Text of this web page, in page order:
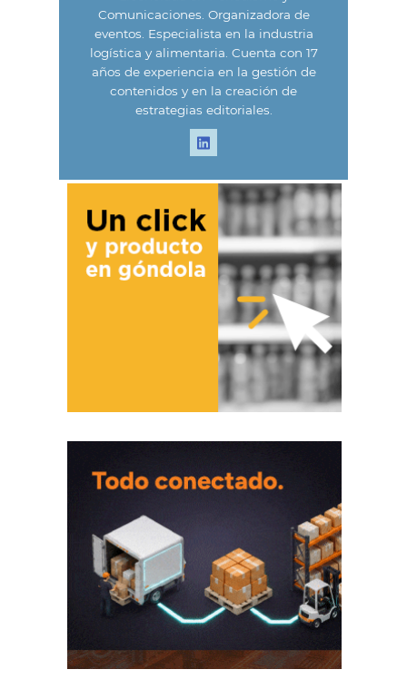
Comunicaciones. Organizadora de
eventos. Especialista en la industria
logística y alimentaria. Cuenta con 17
años de experiencia en la gestión de
contenidos y en la creación de
estrategias editoriales.